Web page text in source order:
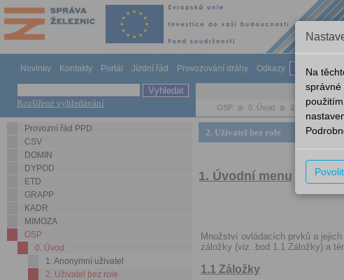
Novinky Kontakty Portál Jízdní řád Provozování dráhy Odkazy Nápověda
Rozšířené vyhledávání OSP 0. Úvod 2. Uživatel bez
Provozní řád PPD
CSV
DOMIN
DYPOD
ETD
GRAPP
KADR
MIMOZA
OSP
0. Úvod
1. Anonymní uživatel
2. Uživatel bez role
2. Uživatel bez role
1. Úvodní menu
Množství ovládacích prvků a
záložky (viz. bod 1.1 Záložky) a
1.1 Záložky
Na
správné